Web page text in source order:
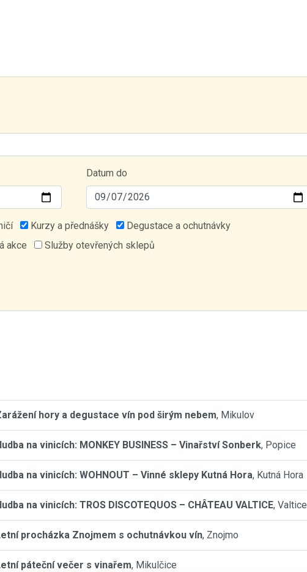
Datum do
Kurzy a přednášky
Degustace a ochutnávky
akce Služby otevřených sklepů
hory a degustace vín pod širým nebem, Mikulov
na vinicích: MONKEY BUSINESS – Vinařství Sonberk, Popice
na vinicích: WOHNOUT – Vinné sklepy Kutná Hora, Kutná Hora
na vinicích: TROS DISCOTEQUOS – CHÂTEAU VALTICE, Valtice
procházka Znojmem s ochutnávkou vín, Znojmo
páteční večer s vinařem, Mikulčice